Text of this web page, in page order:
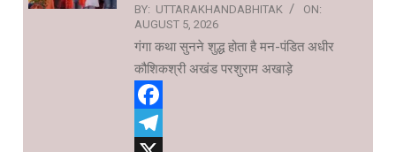
BY: UTTARAKHANDABHITAK
ON:
AUGUST 5, 2026
गंगा कथा सुनने शुद्ध होता है मन-पंडित अधीर
कौशिकश्री अखंड परशुराम अखाड़े
Facebook